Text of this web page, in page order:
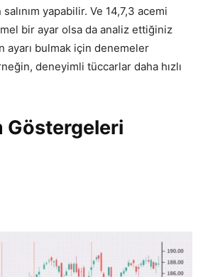
salınım yapabilir. Ve 14,7,3 acemi
bir ayar olsa da analiz ettiğiniz
ayarı bulmak için denemeler
deneyimli tüccarlar daha hızlı
Göstergeleri